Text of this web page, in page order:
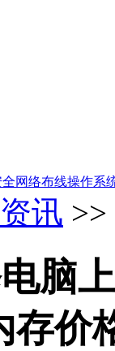
网络布线操作系
讯
脑
存价